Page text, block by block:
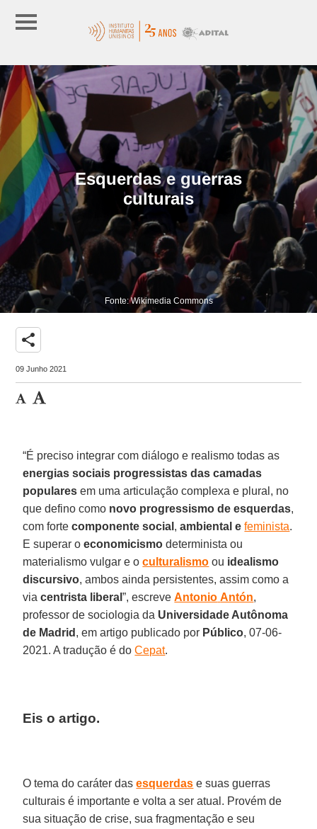
Esquerdas e guerras
culturais
Fonte: Wikimedia Commons
share
09 Junho 2021
“É preciso integrar com diálogo e realismo todas as
energias sociais progressistas das camadas
populares em uma articulação complexa e plural, no
que defino como novo progressismo de esquerdas,
com fortecomponente social ,ambiental efeminista.
E superar oeconomicismo determinista ou
materialismo vulgar e oculturalismo ou idealismo
discursivo, ambos ainda persistentes, assim como a
viacentrista liberal”, escreveAntonio Antón,
professor de sociologia da Universidade Autônoma
de Madrid , em artigo publicado por Público, 07-06-
2021. A tradução é doCepat.
Eis o artigo.
O tema do caráter dasesquerdas e suas guerras
culturais é importante e volta a ser atual. Provém de
sua situação de crise, sua fragmentação e seu